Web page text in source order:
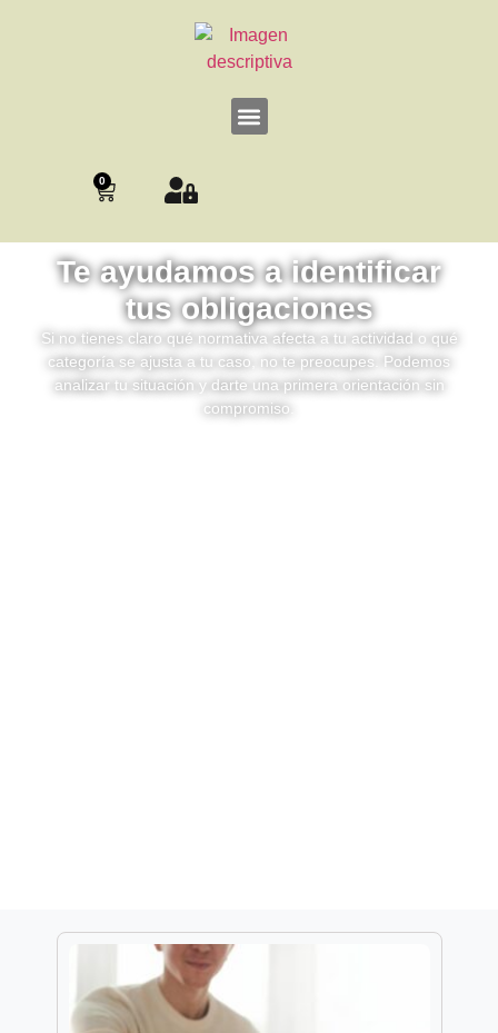
0
Te ayudamos a identificar
tus obligaciones
Si no tienes claro qué normativa afecta a tu actividad o qué
categoría se ajusta a tu caso, no te preocupes. Podemos
analizar tu situación y darte una primera orientación sin
compromiso.